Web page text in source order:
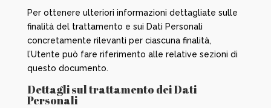
Per ottenere ulteriori informazioni dettagliate sulle
finalità del trattamento e sui Dati Personali
concretamente rilevanti per ciascuna finalità,
l’Utente può fare riferimento alle relative sezioni di
questo documento.
Dettagli sul trattamento dei Dati
Personali